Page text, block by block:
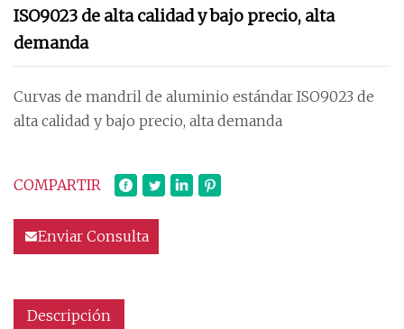
ISO9023 de alta calidad y bajo precio, alta
demanda
Curvas de mandril de aluminio estándar ISO9023 de
alta calidad y bajo precio, alta demanda
COMPARTIR
Enviar Consulta
Descripción